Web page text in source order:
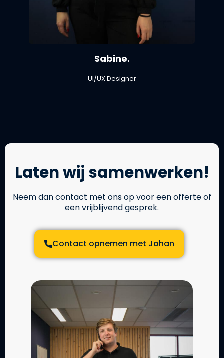
Sabine.
UI/UX Designer
Laten wij samenwerken!
Neem dan contact met ons op voor een offerte of
een vrijblijvend gesprek.
Contact opnemen met Johan